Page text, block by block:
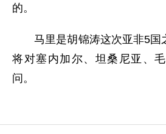
的。
马里是胡锦涛这次亚非5国
将对塞内加尔、坦桑尼亚、
问。